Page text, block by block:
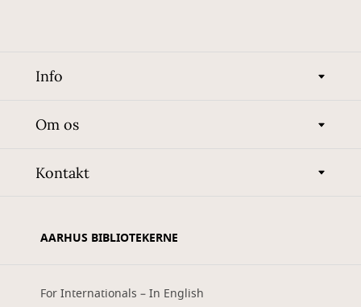
Info
Om os
Kontakt
AARHUS BIBLIOTEKERNE
For Internationals – In English